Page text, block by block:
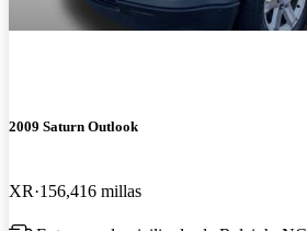
2009 Saturn Outlook
XR 156,416 millas